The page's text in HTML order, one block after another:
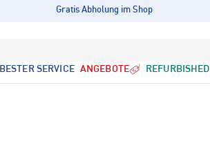
Gratis Abholung im Shop
BESTER SERVICE ANGEBOTE REFURBISHED